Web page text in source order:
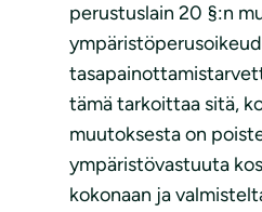
perustuslain 20 §:n
tämä tarkoittaa sitä,
muutoksesta on
ympäristövastuuta
kokonaan ja